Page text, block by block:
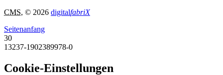
CMS, © 2026 digitalfabriX
Seitenanfang
30
13237-1902389978-0
Cookie-Einstellungen